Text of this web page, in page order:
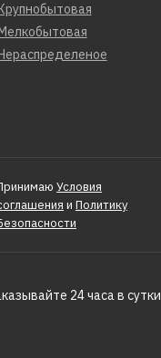
Условия
и Политику
24 часа в сутки